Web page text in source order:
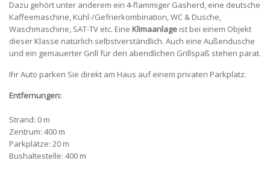
Dazu gehört unter anderem ein 4-flammiger Gasherd, eine deutsche
Kaffeemaschine, Kühl-/Gefrierkombination, WC & Dusche,
Waschmaschine, SAT-TV etc. Eine Klimaanlage ist bei einem Objekt
dieser Klasse natürlich selbstverständlich. Auch eine Außendusche
und ein gemauerter Grill für den abendlichen Grillspaß stehen parat.
Ihr Auto parken Sie direkt am Haus auf einem privaten Parkplatz.
Entfernungen:
Strand: 0 m
Zentrum: 400 m
Parkplätze: 20 m
Bushaltestelle: 400 m